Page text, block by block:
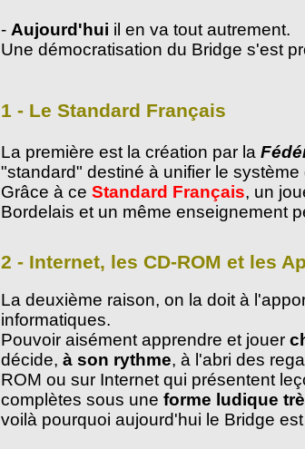
- Aujourd'hui il en va tout autrement.
Une démocratisation du Bridge s'est
1 - Le Standard Français
La première est la création par la
"standard" destiné à unifier le
Grâce à ce Standard Français, un
Bordelais et un même enseignement
2 - Internet, les CD-ROM et les
La deuxième raison, on la doit à
informatiques.
Pouvoir aisément apprendre et jouer
décide, à son rythme, à l'abri des
ROM ou sur Internet qui présentent
complètes sous une forme ludique
voilà pourquoi aujourd'hui le Bridge